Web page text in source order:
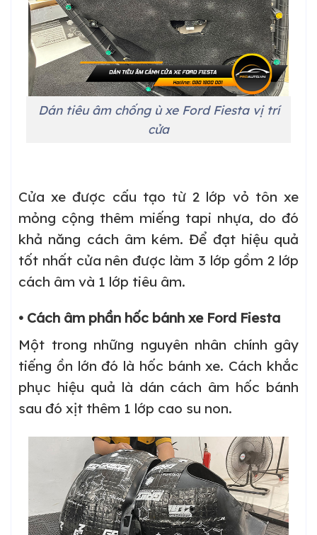
Dán tiêu âm chống ù xe Ford Fiesta vị trí
cửa
Cửa xe được cấu tạo từ 2 lớp vỏ tôn xe
mỏng cộng thêm miếng tapi nhựa, do đó
khả năng cách âm kém. Để đạt hiệu quả
tốt nhất cửa nên được làm 3 lớp gồm 2 lớp
cách âm và 1 lớp tiêu âm.
• Cách âm phần hốc bánh xe Ford Fiesta
Một trong những nguyên nhân chính gây
tiếng ồn lớn đó là hốc bánh xe. Cách khắc
phục hiệu quả là dán cách âm hốc bánh
sau đó xịt thêm 1 lớp cao su non.